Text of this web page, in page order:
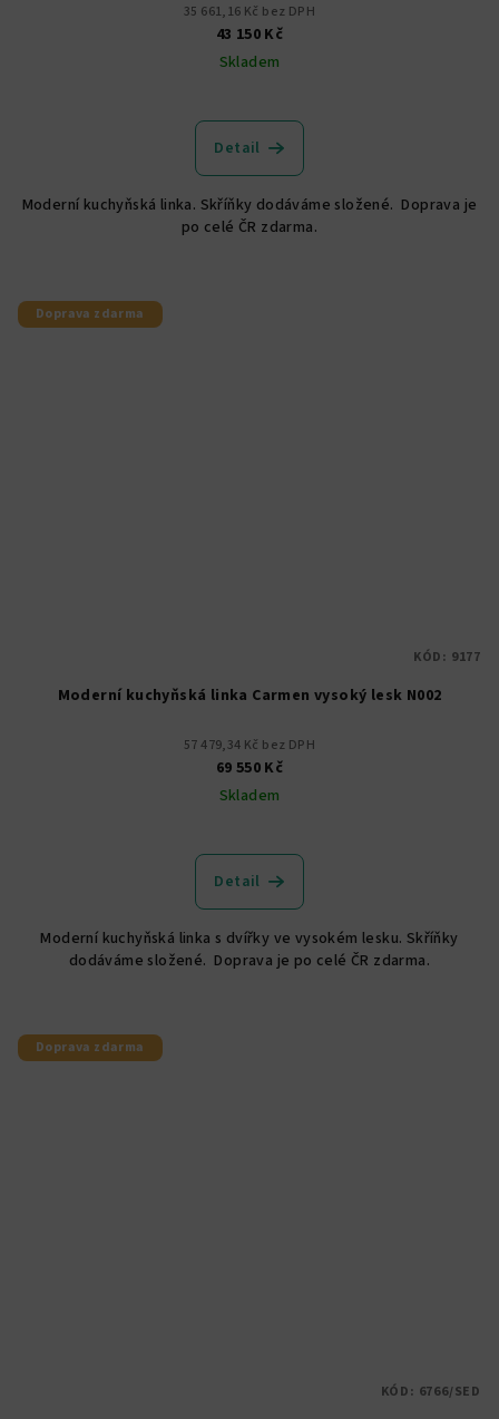
35 661,16 Kč bez DPH
43 150 Kč
Skladem
Detail
Moderní kuchyňská linka. Skříňky dodáváme složené. Doprava je
po celé ČR zdarma.
Doprava zdarma
Moderní kuchyňská linka Carmen vysoký lesk N002
57 479,34 Kč bez DPH
69 550 Kč
Skladem
hodnocení
produktu
z
5
Detail
Moderní kuchyňská linka s dvířky ve vysokém lesku. Skříňky
dodáváme složené. Doprava je po celé ČR zdarma.
KÓD: 9177
Doprava zdarma
KÓD: 6766/SED